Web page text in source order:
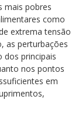
mais pobres
como
extrema tensão
as perturbações
principais
nos pontos
em